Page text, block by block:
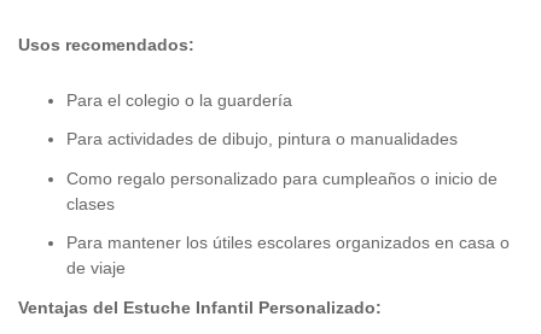
Usos recomendados:
Para el colegio o la guardería
Para actividades de dibujo, pintura o manualidades
Como regalo personalizado para cumpleaños o inicio de
clases
Para mantener los útiles escolares organizados en casa o
de viaje
Ventajas del Estuche Infantil Personalizado: